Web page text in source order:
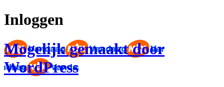
Inloggen
Mogelijk gemaakt door
WordPress